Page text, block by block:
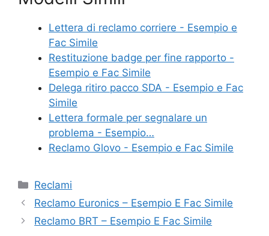
e
b
o
o
k
er e
st
l
di
di
Lettera di reclamo corriere - Esempio e
Fac Simile
Restituzione badge per fine rapporto​ -
Esempio e Fac Simile
Delega ritiro pacco SDA - Esempio e Fac
Simile
Lettera formale per segnalare un
problema - Esempio…
Reclamo Glovo - Esempio e Fac Simile
Categorie
Reclami
Reclamo Euronics – Esempio E Fac Simile
Reclamo BRT – Esempio E Fac Simile